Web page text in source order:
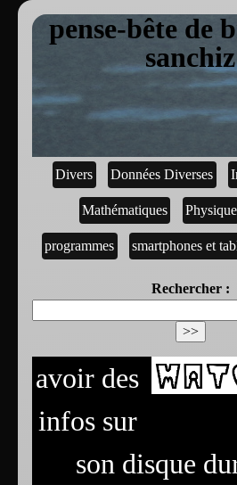
pense-bête de
sanchiz
Divers Données Diverses
Mathématiques Physique
programmes smartphones et
Rechercher :
avoir des
infos sur
son disque